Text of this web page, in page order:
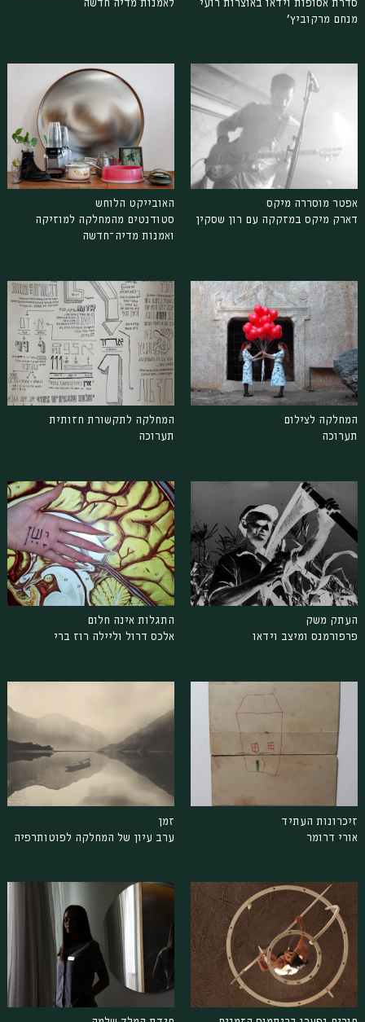
מנחם מרקוביץ'
אפטר מוסררה מיקס
דארק מיקס במזקקה עם רון שסקין
האובייקט הלוחש
סטודנטים מהמחלקה למוזיקה
ואמנות מדיה־חדשה
המחלקה לצילום
תערוכה
המחלקה לתקשורת חזותית
תערוכה
העתק משק
פרפורמנס ומיצב וידאו
התגלות אינה חלום
אלכס דרול וליילה רוז ברי
זיכרונות העתיד
אורי דרומר
זמן
ערב עיון של המחלקה לפוטותרפיה